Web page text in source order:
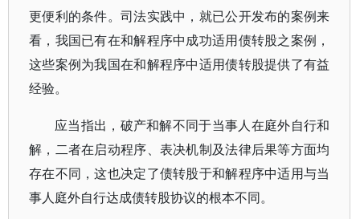
更便利的条件。司法实践中，就已公开发布的案例来
看，我国已有在和解程序中成功适用债转股之案例，
这些案例为我国在和解程序中适用债转股提供了有益
经验。
应当指出，破产和解不同于当事人在庭外自行和
解，二者在启动程序、表决机制及法律后果等方面均
存在不同，这也决定了债转股于和解程序中适用与当
事人庭外自行达成债转股协议的根本不同。